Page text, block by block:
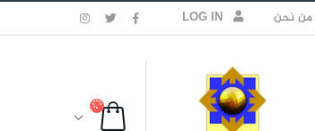
من نحن LOG IN